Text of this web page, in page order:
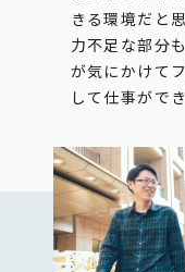
きる環境だと
力不足な部分
が気にかけて
して仕事がで